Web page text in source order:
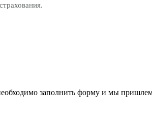
заполнить форму и мы пришлем